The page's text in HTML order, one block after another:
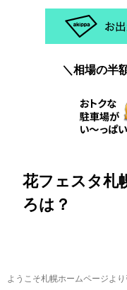
＼相場の半
花フェスタ札
ろは？
ようこそ札幌ホームページよ